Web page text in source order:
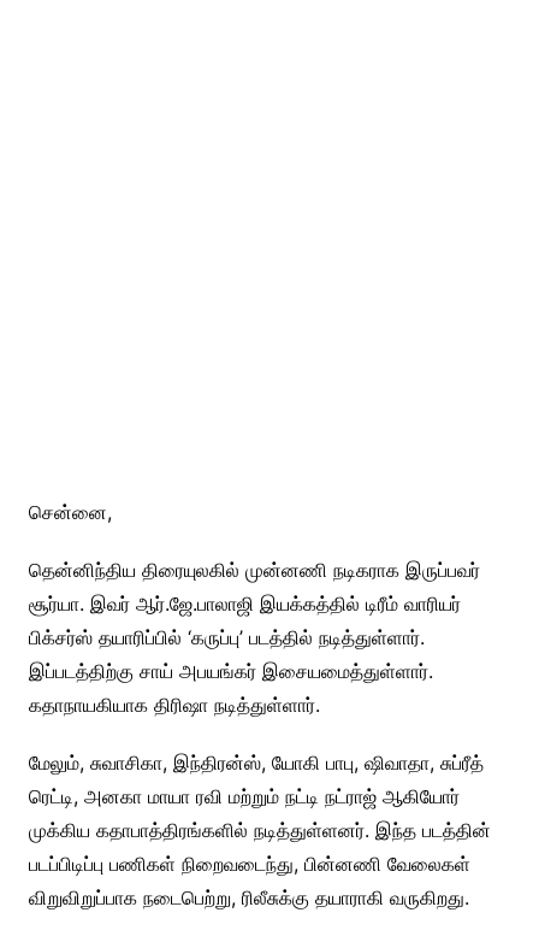
சென்னை,
தென்னிந்திய திரையுலகில் முன்னணி நடிகராக இருப்பவர்
சூர்யா. இவர் ஆர்.ஜே.பாலாஜி இயக்கத்தில் டிரீம் வாரியர்
பிக்சர்ஸ் தயாரிப்பில் ‘கருப்பு’ படத்தில் நடித்துள்ளார்.
இப்படத்திற்கு சாய் அபயங்கர் இசையமைத்துள்ளார்.
கதாநாயகியாக திரிஷா நடித்துள்ளார்.
மேலும், சுவாசிகா, இந்திரன்ஸ், யோகி பாபு, ஷிவாதா, சுப்ரீத்
ரெட்டி, அனகா மாயா ரவி மற்றும் நட்டி நட்ராஜ் ஆகியோர்
முக்கிய கதாபாத்திரங்களில் நடித்துள்ளனர். இந்த படத்தின்
படப்பிடிப்பு பணிகள் நிறைவடைந்து, பின்னணி வேலைகள்
விறுவிறுப்பாக நடைபெற்று, ரிலீசுக்கு தயாராகி வருகிறது.